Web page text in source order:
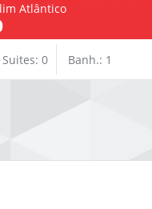
Atlântico
Suites: 0 Banh.: 1